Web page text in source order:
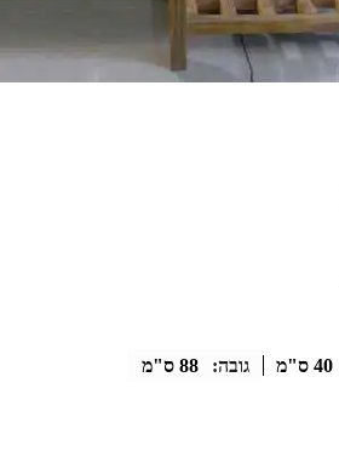
40 ס"מ גובה: 88 ס"מ